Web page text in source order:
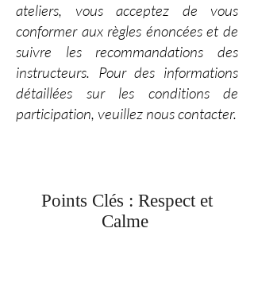
ateliers, vous acceptez de vous
conformer aux règles énoncées et de
suivre les recommandations des
instructeurs. Pour des informations
détaillées sur les conditions de
participation, veuillez nous contacter.
Points Clés : Respect et
Calme